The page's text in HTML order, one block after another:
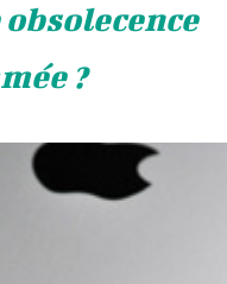
obsolecence
?